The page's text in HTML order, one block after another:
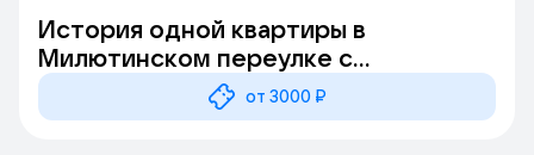
История одной квартиры в
Милютинском переулке с
посещением дореволюцонного
доходного дома
от 3000 ₽